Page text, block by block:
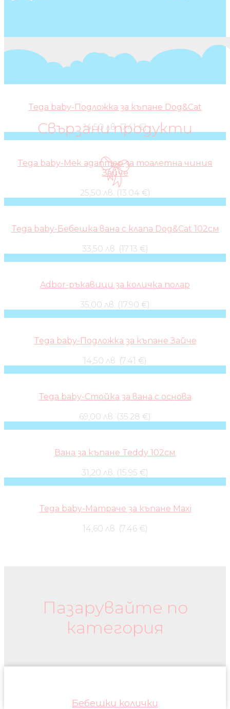
Свързани продукти
Tega baby-Подложка за къпане Dog&Cat
14,50 лв. (7.41 €)
Tega baby-Мек адаптор за тоалетна чиния
Зайче
25,50 лв. (13.04 €)
Tega baby-Бебешка вана с клапа Dog&Cat 102см
33,50 лв. (17.13 €)
Adbor-ръкавици за количка полар
35,00 лв. (17.90 €)
Tega baby-Подложка за къпане Зайче
14,50 лв. (7.41 €)
Tega baby-Стойка за вана с основа
69,00 лв. (35.28 €)
Вана за къпане Teddy 102см
31,20 лв. (15.95 €)
Tega baby-Матраче за къпане Maxi
14,60 лв. (7.46 €)
Пазарувайте по
категория
Бебешки колички